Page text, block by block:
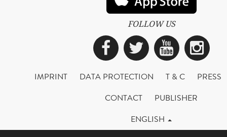
FOLLOW US
Facebook
Twitter
IMPRINT DATA PROTECTION T & C
PRESS
CONTACT
PUBLISHER
ENGLISH